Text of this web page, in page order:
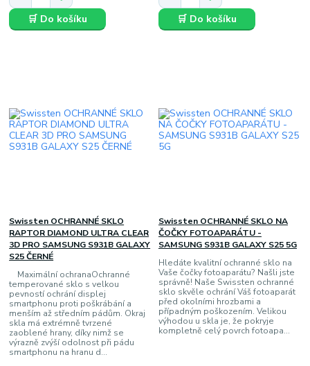
🛒 Do košíku 🛒 Do košíku
Swissten OCHRANNÉ SKLO
RAPTOR DIAMOND ULTRA CLEAR
3D PRO SAMSUNG S931B GALAXY
S25 ČERNÉ
Maximální ochranaOchranné
temperované sklo s velkou
pevností ochrání displej
smartphonu proti poškrábání a
menším až středním pádům. Okraj
skla má extrémně tvrzené
zaoblené hrany, díky nimž se
výrazně zvýší odolnost při pádu
smartphonu na hranu d...
Swissten OCHRANNÉ SKLO NA
ČOČKY FOTOAPARÁTU -
SAMSUNG S931B GALAXY S25 5G
Hledáte kvalitní ochranné sklo na
Vaše čočky fotoaparátu? Našli jste
správně! Naše Swissten ochranné
sklo skvěle ochrání Váš fotoaparát
před okolními hrozbami a
případným poškozením. Velikou
výhodou u skla je, že pokryje
kompletně celý povrch fotoapa...